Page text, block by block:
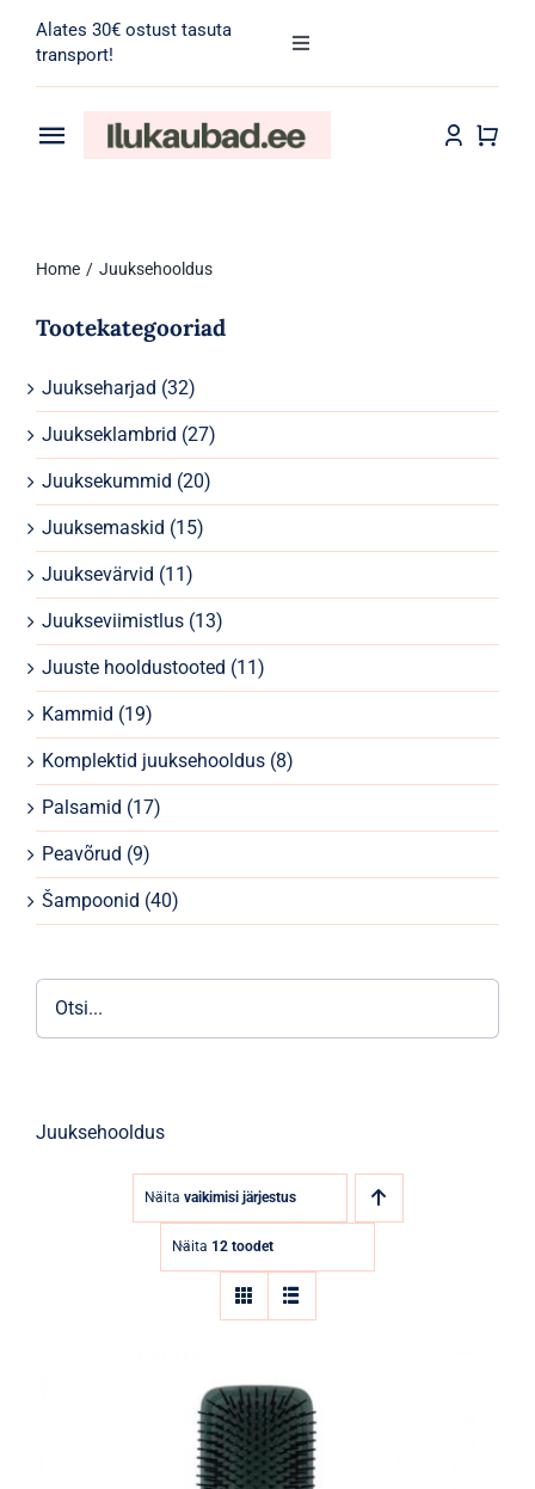
content
Alates 30€ ostust tasuta
transport!
Toggle
for:
Toggle
Näohooldus
Kehahooldus
Meik
Tarvikud
Kaubamärgid
Eripakkumised
Home Juuksehooldus
Tootekategooriad
Juukseharjad (32)
Juukseklambrid (27)
Juuksekummid (20)
Juuksemaskid (15)
Juuksevärvid (11)
Juukseviimistlus (13)
Juuste hooldustooted (11)
Kammid (19)
Komplektid juuksehooldus (8)
Palsamid (17)
Peavõrud (9)
Šampoonid (40)
Juuksehooldus
Näita vaikimisi järjestus
Näita 12 toodet